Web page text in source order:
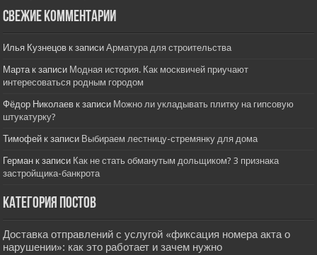
Свежие комментарии
Илья Кузнецов к записиАрматура для строительства
Мартак записи Модная история. Как москвичей приучают
интересоваться родным городом
Фёдор Николаев к записи Можно ли укладывать плитку на гипсовую
штукатурку?
Тимофей к записи Выбираем лестницу-стремянку для дома
Герман к записи Как не стать обманутым дольщиком? 3 признака
застройщика-банкрота
Категория постов
Доставка отправлений с услугой «фиксация номера акта о
нарушении»: как это работает и зачем нужно